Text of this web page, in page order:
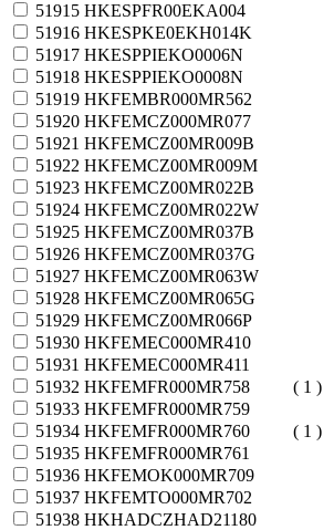
51915 HKESPFR00EKA004
51916 HKESPKE0EKH014K
51917 HKESPPIEKO0006N
51918 HKESPPIEKO0008N
51919 HKFEMBR000MR562
51920 HKFEMCZ000MR077
51921 HKFEMCZ00MR009B
51922 HKFEMCZ00MR009M
51923 HKFEMCZ00MR022B
51924 HKFEMCZ00MR022W
51925 HKFEMCZ00MR037B
51926 HKFEMCZ00MR037G
51927 HKFEMCZ00MR063W
51928 HKFEMCZ00MR065G
51929 HKFEMCZ00MR066P
51930 HKFEMEC000MR410
51931 HKFEMEC000MR411
51932 HKFEMFR000MR758
( 1 )
51933 HKFEMFR000MR759
51934 HKFEMFR000MR760
( 1 )
51935 HKFEMFR000MR761
51936 HKFEMOK000MR709
51937 HKFEMTO000MR702
51938 HKHADCZHAD21180